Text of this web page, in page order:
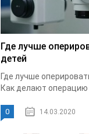
Где лучше
детей
Где лучше
Как делают операцию
0 14.03.2020